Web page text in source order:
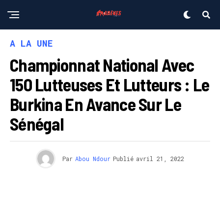
A LA UNE
Championnat National Avec
150 Lutteuses Et Lutteurs : Le
Burkina En Avance Sur Le
Sénégal
Par Abou Ndour Publié avril 21, 2022